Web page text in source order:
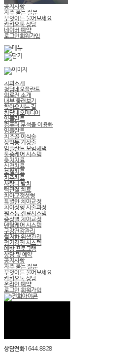
공지사항
자주 묻는 질문
무엇이든 물어보세요
카카오톡 상담
네이버 예약
로그인회원가입
치과소개
청담네오플란트
의료진 소개
내부 둘러보기
찾아오시는 길
청담네오미디어
임플란트
컴퓨터 분석을 이용한
임플란트
치조골 이식술
상악동 거상술
임플란트 보험혜택
통증케어 시스템
충치치료
신경치료
보철치료
치주치료
사랑니 발치
턱관절 치료
치아교정성형
특별한 치아교정
치아성형 시술과정
원스톱 진료시스템
증상별 치아교정
덴탈케어 시스템
구강건강관리
철저한 위생관리
정기검진 시스템
예방 프로그램
상담 및 예약
공지사항
자주 묻는 질문
무엇이든 물어보세요
카카오톡 상담
온라인 예약
로그인 회원가입
상담전화1644.8828